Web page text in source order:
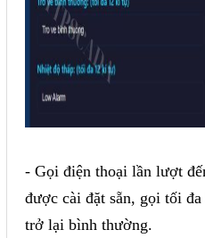
- Gọi điện thoại lần lượt
được cài đặt sẵn, gọi tối
trở lại bình thường.